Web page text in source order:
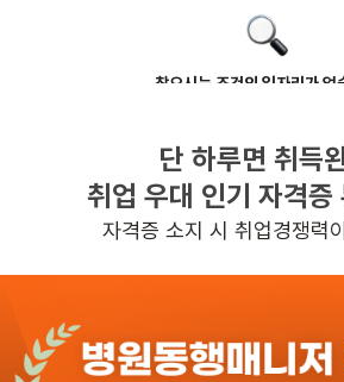
찾으시는 조건의 일자리가 없
반경 3KM 이내의 일자리
단 하루면 취득
취업 우대 인기 자격증
자격증 소지 시 취업경쟁력